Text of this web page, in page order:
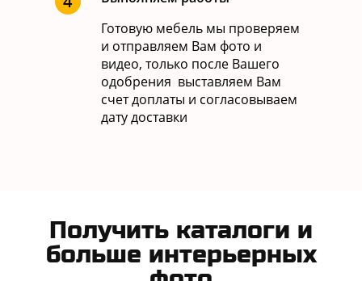
Готовую мебель мы проверяем
и отправляем Вам фото и
видео, только после Вашего
одобрения выставляем Вам
счет доплаты и согласовываем
дату доставки
Получить каталоги и
больше интерьерных